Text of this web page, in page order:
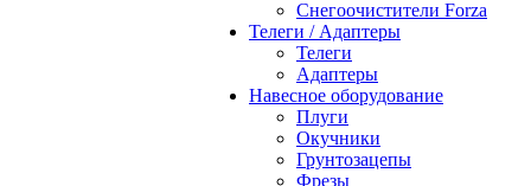
Снегоочистители Forza
Телеги / Адаптеры
Телеги
Адаптеры
Навесное оборудование
Плуги
Окучники
Грунтозацепы
Фрезы